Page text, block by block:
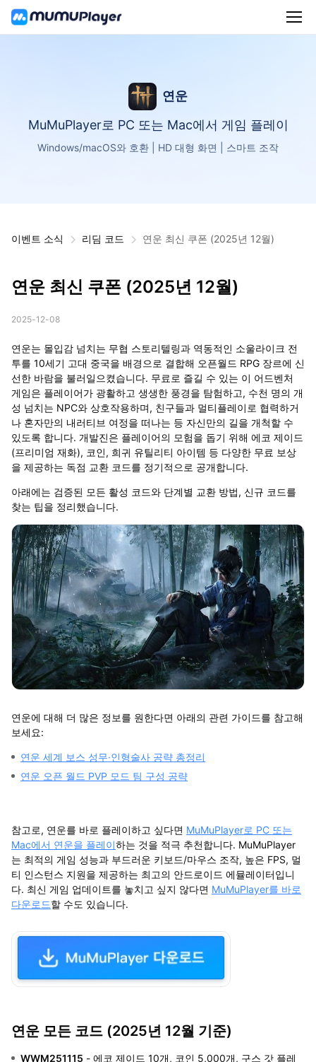
연운
MuMuPlayer로 PC 또는 Mac에서 게임 플레이
Windows/macOS와 호환 | HD 대형 화면 | 스마트 조작
이벤트 소식 리딤 코드 연운 최신 쿠폰 (2025년 12월)
연운 최신 쿠폰 (2025년 12월)
2025-12-08
연운는 몰입감 넘치는 무협 스토리텔링과 역동적인 소울라이크 전
투를 10세기 고대 중국을 배경으로 결합해 오픈월드 RPG 장르에 신
선한 바람을 불러일으켰습니다. 무료로 즐길 수 있는 이 어드벤처
게임은 플레이어가 광활하고 생생한 풍경을 탐험하고, 수천 명의 개
성 넘치는 NPC와 상호작용하며, 친구들과 멀티플레이로 협력하거
나 혼자만의 내러티브 여정을 떠나는 등 자신만의 길을 개척할 수
있도록 합니다. 개발진은 플레이어의 모험을 돕기 위해 에코 제이드
(프리미엄 재화), 코인, 희귀 유틸리티 아이템 등 다양한 무료 보상
을 제공하는 독점 교환 코드를 정기적으로 공개합니다.
아래에는 검증된 모든 활성 코드와 단계별 교환 방법, 신규 코드를
찾는 팁을 정리했습니다.
연운에 대해 더 많은 정보를 원한다면 아래의 관련 가이드를 참고해
보세요:
연운 세계 보스 성무·인형술사 공략 총정리
연운 오픈 월드 PVP 모드 팀 구성 공략
참고로, 연운를 바로 플레이하고 싶다면 MuMuPlayer로 PC 또는
Mac에서 연운을 플레이하는 것을 적극 추천합니다. MuMuPlayer
는 최적의 게임 성능과 부드러운 키보드/마우스 조작, 높은 FPS, 멀
티 인스턴스 지원을 제공하는 최고의 안드로이드 에뮬레이터입니
다. 최신 게임 업데이트를 놓치고 싶지 않다면 MuMuPlayer를 바로
다운로드할 수도 있습니다.
연운 모든 코드 (2025년 12월 기준)
WWM251115 - 에코 제이드 10개, 코인 5,000개, 구스 갓 플레